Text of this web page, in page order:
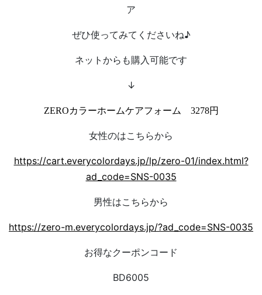
ア
ぜひ使ってみてくださいね♪
ネットからも購入可能です
↓
ZEROカラーホームケアフォーム 3278円
女性のはこちらから
https://cart.everycolordays.jp/lp/zero-01/index.html?
ad_code=SNS-0035
男性はこちらから
https://zero-m.everycolordays.jp/?ad_code=SNS-0035
お得なクーポンコード
BD6005